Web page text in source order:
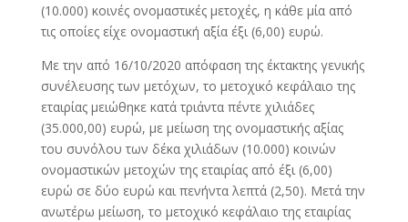
(10.000) κοινές ονομαστικές μετοχές, η κάθε μία από
τις οποίες είχε ονομαστική αξία έξι (6,00) ευρώ.
Με την από 16/10/2020 απόφαση της έκτακτης γενικής
συνέλευσης των μετόχων, το μετοχικό κεφάλαιο της
εταιρίας μειώθηκε κατά τριάντα πέντε χιλιάδες
(35.000,00) ευρώ, με μείωση της ονομαστικής αξίας
του συνόλου των δέκα χιλιάδων (10.000) κοινών
ονομαστικών μετοχών της εταιρίας από έξι (6,00)
ευρώ σε δύο ευρώ και πενήντα λεπτά (2,50). Μετά την
ανωτέρω μείωση, το μετοχικό κεφάλαιο της εταιρίας